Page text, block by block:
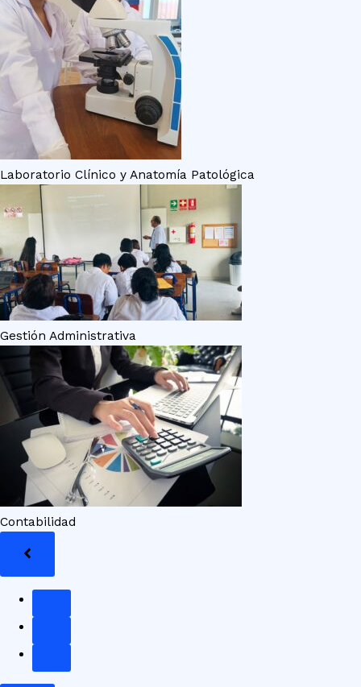
Laboratorio Clínico y Anatomía Patológica
Gestión Administrativa
Contabilidad